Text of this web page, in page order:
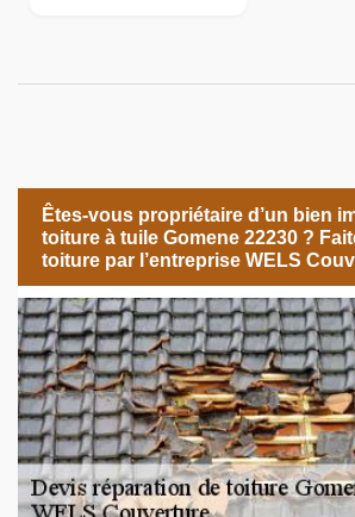
Êtes-vous propriétaire d’un bien
toiture à tuile Gomene 22230 ?
toiture par l’entreprise WELS